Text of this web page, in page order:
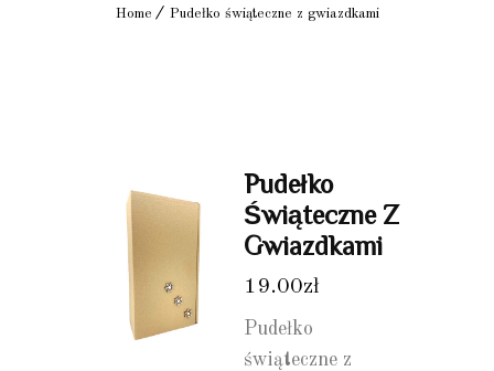
Home Pudełko świąteczne z gwiazdkami
Pudełko
Świąteczne Z
Gwiazdkami
19.00zł
Pudełko
świąteczne z